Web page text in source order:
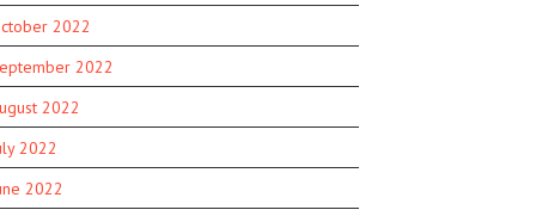
2022
2022
2022
2022
2022